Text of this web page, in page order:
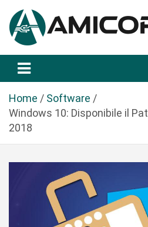
a
Amicopc.com
Home
Software
Windows 10: Disponibile il
2018